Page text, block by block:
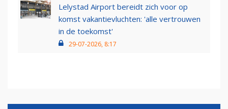
Lelystad Airport bereidt zich voor op
komst vakantievluchten: 'alle vertrouwen
in de toekomst'
29-07-2026, 8:17